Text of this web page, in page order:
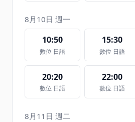
8月10日 週一
10:50
數位 日語
15:30
數位 日語
20:20
數位 日語
22:00
數位 日語
8月11日 週二